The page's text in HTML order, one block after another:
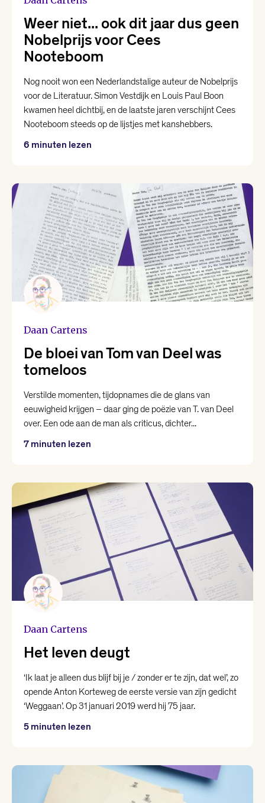
Weer niet... ook dit jaar dus geen
Nobelprijs voor Cees
Nooteboom
Nog nooit won een Nederlandstalige auteur de Nobelprijs
voor de Literatuur. Simon Vestdijk en Louis Paul Boon
kwamen heel dichtbij, en de laatste jaren verschijnt Cees
Nooteboom steeds op de lijstjes met kanshebbers.
6 minuten lezen
Daan Cartens
De bloei van Tom van Deel was
tomeloos
Verstilde momenten, tijdopnames die de glans van
eeuwigheid krijgen – daar ging de poëzie van T. van Deel
over. Een ode aan de man als criticus, dichter...
7 minuten lezen
Daan Cartens
Het leven deugt
‘Ik laat je alleen dus blijf bij je / zonder er te zijn, dat wel’, zo
opende Anton Korteweg de eerste versie van zijn gedicht
‘Weggaan’. Op 31 januari 2019 werd hij 75 jaar.
5 minuten lezen